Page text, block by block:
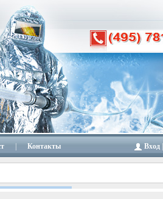
Контакты Вход